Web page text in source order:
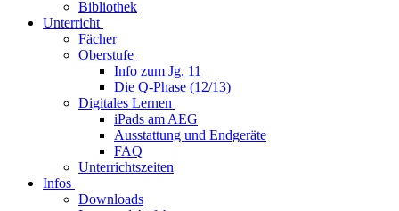
Bibliothek
Unterricht
Fächer
Oberstufe
Info zum Jg. 11
Die Q-Phase (12/13)
Digitales Lernen
iPads am AEG
Ausstattung und Endgeräte
FAQ
Unterrichtszeiten
Infos
Downloads